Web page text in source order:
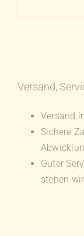
Produkt
auf.
Optionen
können
der
Produktseite
Versand,
Versand
Sichere
Guter
stehen